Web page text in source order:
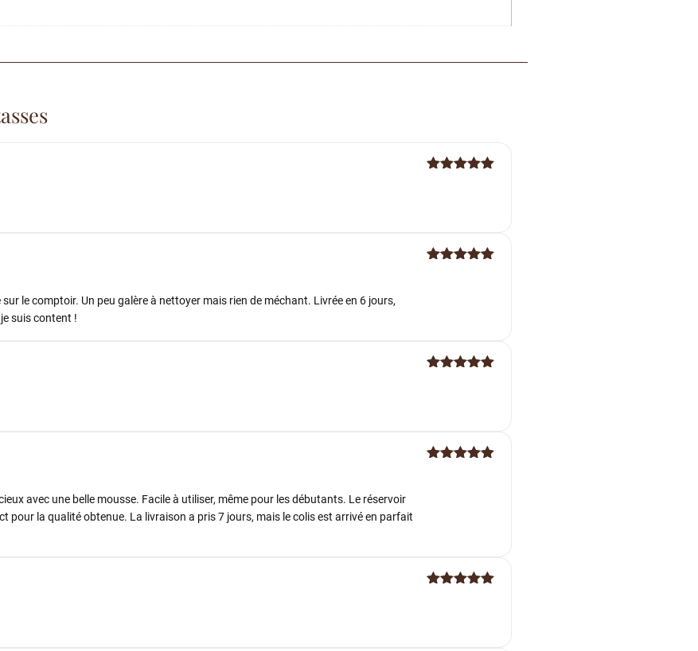
le comptoir. Un peu galère à nettoyer mais rien de méchant. Livrée en 6 jours,
suis content !
avec une belle mousse. Facile à utiliser, même pour les débutants. Le réservoir
pour la qualité obtenue. La livraison a pris 7 jours, mais le colis est arrivé en parfait